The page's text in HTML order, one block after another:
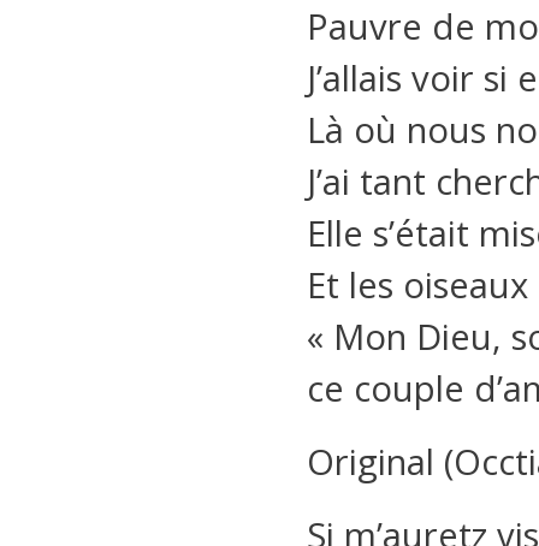
Pauvre de
J’allais voir
Là où nous
J’ai tant
Elle s’était
Et les
« Mon Dieu,
ce couple
Original
Si m’auretz